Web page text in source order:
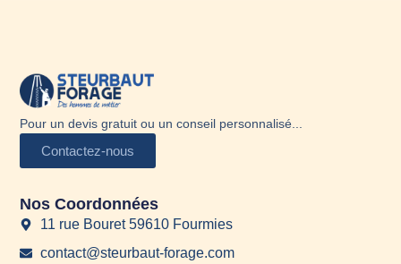
Pour un devis gratuit ou un conseil personnalisé...
Contactez-nous
Nos Coordonnées
11 rue Bouret 59610 Fourmies
contact@steurbaut-forage.com